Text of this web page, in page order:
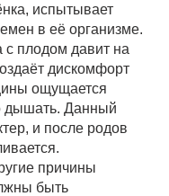
испытывает
в её организме.
с плодом давит на
дискомфорт
ощущается
дышать. Данный
и после родов
причины
быть